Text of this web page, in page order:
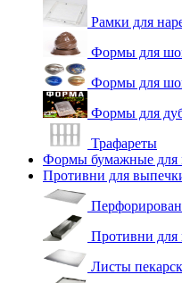
Рамки для
Формы для
Формы для
Формы для
Трафареты
Формы бумажные для
Противни для
Противни для
Листы